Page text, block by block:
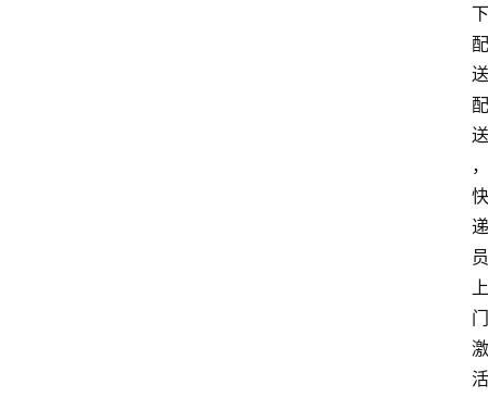
下
配
送
配
送
，
快
递
员
上
门
激
活